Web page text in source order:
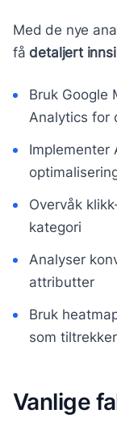
Med de nye
få detaljert
Bruk Google
Analytics for
Implementer
Overvåk
kategori
Analyser
attributter
Bruk
som
Vanlige